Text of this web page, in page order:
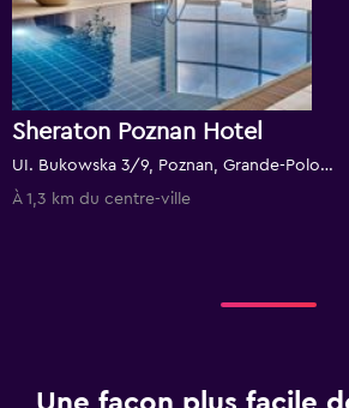
Sheraton Poznan Hotel
UI. Bukowska 3/9, Poznan, Grande-Pologne, Pologne
À 1,3 km du centre-ville